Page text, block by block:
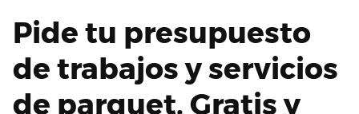
Pide tu presupuesto
de trabajos y servicios
de parquet. Gratis y